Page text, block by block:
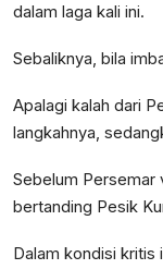
dalam laga kali ini.
Sebaliknya, bila
Apalagi kalah dari
langkahnya,
Sebelum Persemar
bertanding Pesik
Dalam kondisi kritis